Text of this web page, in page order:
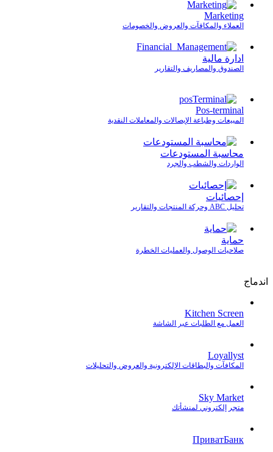
Marketing
العملاء والمكافآت والعروض والخصومات
ادارة مالية
الصندوق والمصاريف والتقارير
Pos-terminal
المبيعات وطباعة الإيصالات والمعاملات النقدية
محاسبة المستودعات
الواردات والشطب والجرد
إحصائيات
تحليل ABC وحركة المنتجات والتقارير
حماية
صلاحيات الوصول والعمليات الخطرة
اندماج
Kitchen Screen
العمل مع الطلبات عبر الشاشة
Loyallyst
المكافآت والبطاقات الإلكترونية والعروض والتحليلات
Sky Market
متجر إلكتروني لمنشأتك
ПриватБанк